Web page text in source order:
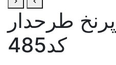
طرحدار
کد485